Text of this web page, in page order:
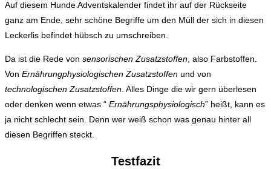
Auf diesem Hunde Adventskalender findet ihr auf der Rückseite
ganz am Ende, sehr schöne Begriffe um den Müll der sich in diesen
Leckerlis befindet hübsch zu umschreiben.
Da ist die Rede von sensorischen Zusatzstoffen, also Farbstoffen.
Von Ernährungphysiologischen Zusatzstoffen und von
technologischen Zusatzstoffen. Alles Dinge die wir gern überlesen
oder denken wenn etwas “ Ernährungsphysiologisch” heißt, kann es
ja nicht schlecht sein. Denn wer weiß schon was genau hinter all
diesen Begriffen steckt.
Testfazit